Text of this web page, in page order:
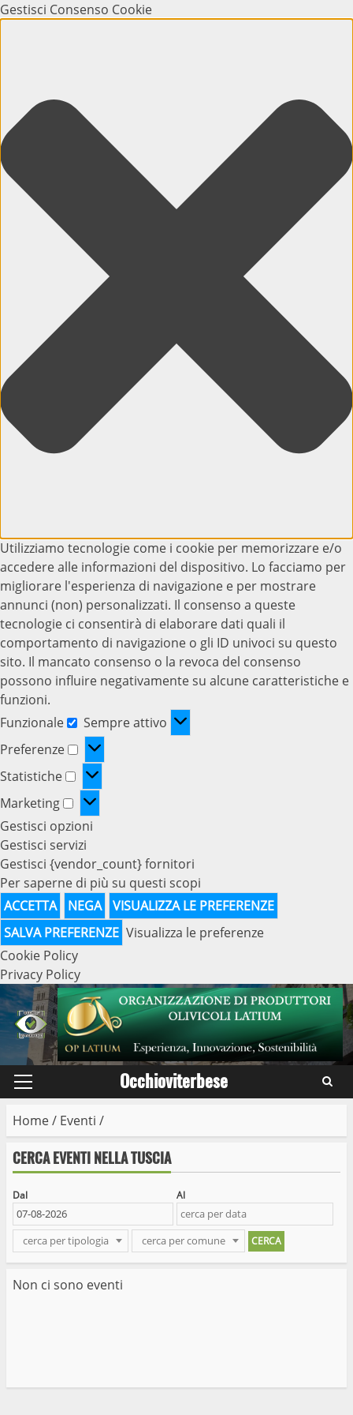
Gestisci Consenso Cookie
Utilizziamo tecnologie come i cookie per memorizzare e/o
accedere alle informazioni del dispositivo. Lo facciamo per
migliorare l'esperienza di navigazione e per mostrare
annunci (non) personalizzati. Il consenso a queste
tecnologie ci consentirà di elaborare dati quali il
comportamento di navigazione o gli ID univoci su questo
sito. Il mancato consenso o la revoca del consenso
possono influire negativamente su alcune caratteristiche e
funzioni.
Funzionale
Funzionale
Sempre attivo
Preferenze
Preferenze
Statistiche
Statistiche
Marketing
Marketing
Gestisci opzioni
Gestisci servizi
Gestisci {vendor_count} fornitori
Per saperne di più su questi scopi
ACCETTA
NEGA
VISUALIZZA LE PREFERENZE
SALVA PREFERENZE Visualizza le preferenze
Cookie Policy
Privacy Policy
Skip
to
content
Primary
Occhioviterbese
Home/ Eventi /
CERCA EVENTI NELLA TUSCIA
Dal Al
cerca per tipologia cerca per comune
Non ci sono eventi